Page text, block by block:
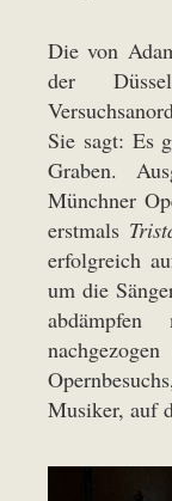
Die von
der
Sie sagt: Es
Graben.
Münchner
erstmals
erfolgreich
um die
Musiker, auf